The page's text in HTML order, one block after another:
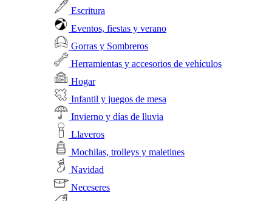
Escritura
Eventos, fiestas y verano
Gorras y Sombreros
Herramientas y accesorios de vehículos
Hogar
Infantil y juegos de mesa
Invierno y días de lluvia
Llaveros
Mochilas, trolleys y maletines
Navidad
Neceseres